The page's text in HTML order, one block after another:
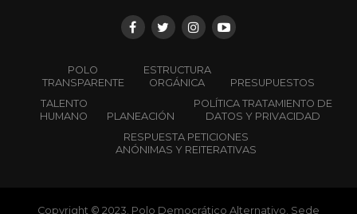
De múltiples formas, las expresiones de resistencia,
inconformidad y vitalidad se han mantenido en diversas
durante todo este tiempo, con el 80% de respaldo de la
población colombiana, he aquí su primer triunfo. Aquí y
allá, se reúnen convencidos de sus causas estudiantes,
gentes campesinas de distintas procedencias, indígenas,
gentes negras, gentes de los barrios y comunas,